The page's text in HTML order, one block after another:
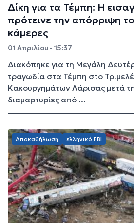
Δίκη για τα Τέμπη: Η
πρότεινε την απόρριψη
κάμερες
01 Απριλίου - 15:37
Διακόπηκε για τη Μεγάλη
τραγωδία στα Τέμπη στο
Κακουργημάτων Λάρισας μετά
διαμαρτυρίες από ...
Αποκαθήλωση ελληνικό FBI